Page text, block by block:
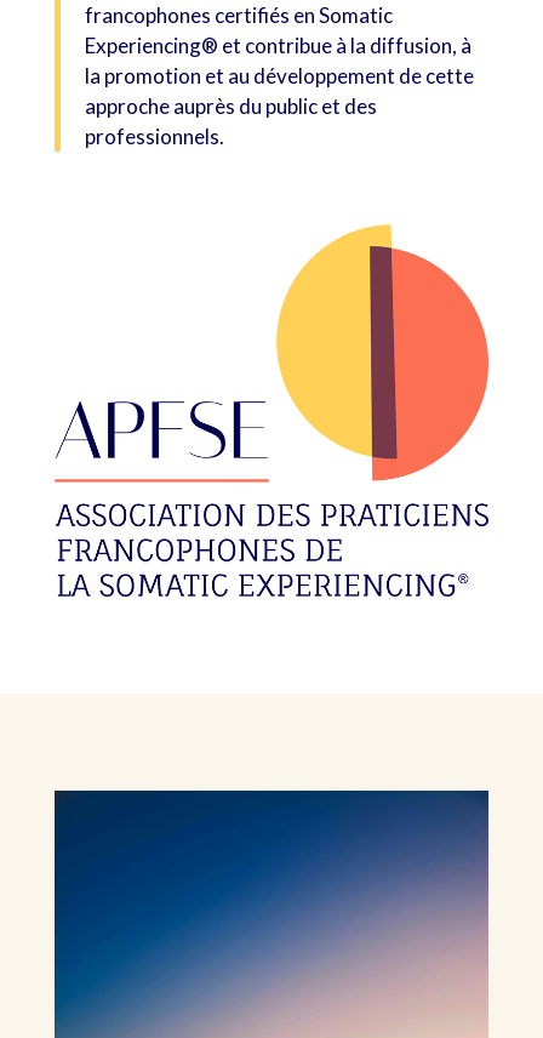
francophones certifiés en Somatic
Experiencing® et contribue à la diffusion, à
la promotion et au développement de cette
approche auprès du public et des
professionnels.